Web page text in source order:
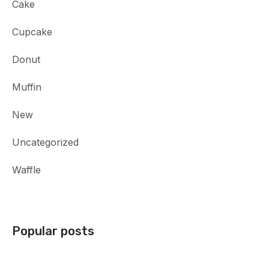
Cake
Cupcake
Donut
Muffin
New
Uncategorized
Waffle
Popular posts